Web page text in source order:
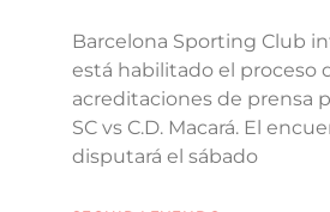
Barcelona Sporting Club
está habilitado el proceso
acreditaciones de prensa
SC vs C.D. Macará. El
disputará el sábado